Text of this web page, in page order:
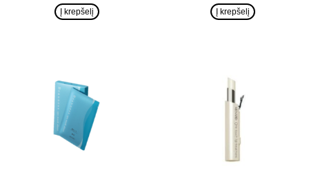
Į krepšelį Į krepšelį